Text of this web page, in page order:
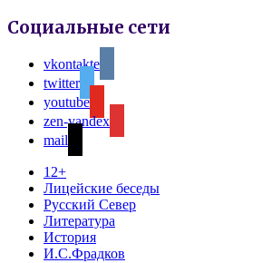
Социальные сети
vkontakte
twitter
youtube
zen-yandex
mail
12+
Лицейские беседы
Русский Север
Литература
История
И.С.Фрадков